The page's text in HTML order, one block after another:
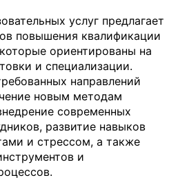
услуг предлагает
повышения квалификации
ориентированы на
и специализации.
направлений
новым методам
современных
развитие навыков
и стрессом, а также
и